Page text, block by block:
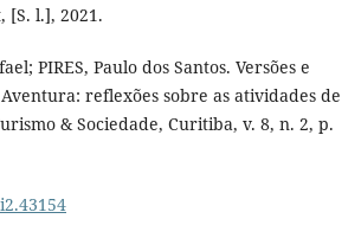
[S. l.], 2021.
PIRES, Paulo dos Santos. Versões e
reflexões sobre as atividades de
& Sociedade, Curitiba, v. 8, n. 2, p.